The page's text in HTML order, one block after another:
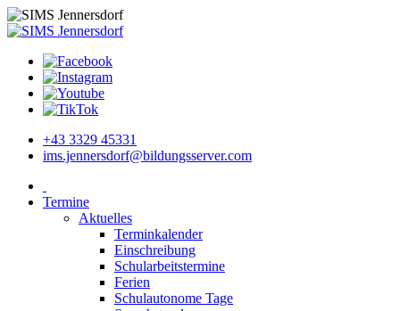
+43 3329 45331
ims.jennersdorf@bildungsserver.com
Termine
Aktuelles
Terminkalender
Einschreibung
Schularbeitstermine
Ferien
Schulautonome Tage